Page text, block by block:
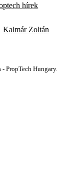
hírek
Kalmár Zoltán
PropTech Hungary.